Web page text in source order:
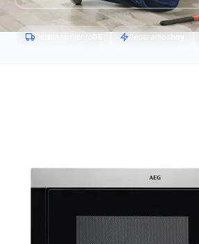
Desplazamiento 0€ Reparamos hoy